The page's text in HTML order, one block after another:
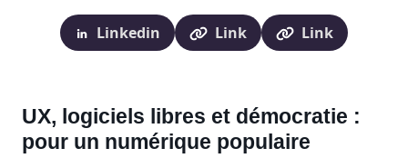
Linkedin Link Link
UX, logiciels libres et démocratie :
pour un numérique populaire